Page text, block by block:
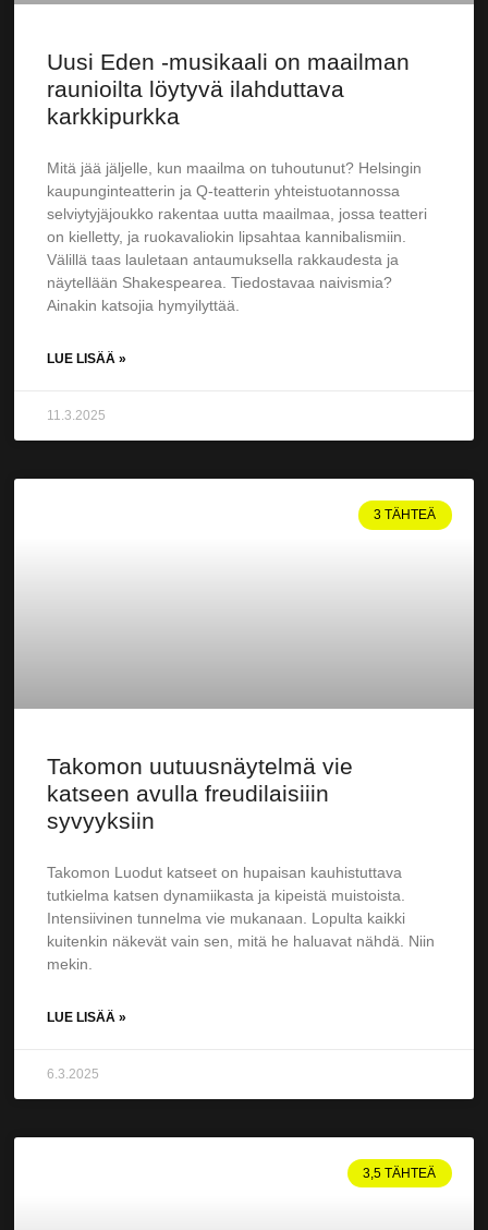
Uusi Eden -musikaali on maailman
raunioilta löytyvä ilahduttava
karkkipurkka
Mitä jää jäljelle, kun maailma on tuhoutunut? Helsingin
kaupunginteatterin ja Q-teatterin yhteistuotannossa
selviytyjäjoukko rakentaa uutta maailmaa, jossa teatteri
on kielletty, ja ruokavaliokin lipsahtaa kannibalismiin.
Välillä taas lauletaan antaumuksella rakkaudesta ja
näytellään Shakespearea. Tiedostavaa naivismia?
Ainakin katsojia hymyilyttää.
LUE LISÄÄ »
11.3.2025
3 TÄHTEÄ
Takomon uutuusnäytelmä vie
katseen avulla freudilaisiiin
syvyyksiin
Takomon Luodut katseet on hupaisan kauhistuttava
tutkielma katsen dynamiikasta ja kipeistä muistoista.
Intensiivinen tunnelma vie mukanaan. Lopulta kaikki
kuitenkin näkevät vain sen, mitä he haluavat nähdä. Niin
mekin.
LUE LISÄÄ »
6.3.2025
3,5 TÄHTEÄ